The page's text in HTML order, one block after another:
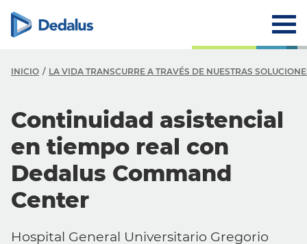
INICIO LA VIDA TRANSCURRE A TRAVÉS DE NUESTRAS
Continuidad asistencial
en tiempo real con
Dedalus Command
Center
Hospital General Universitario Gregorio